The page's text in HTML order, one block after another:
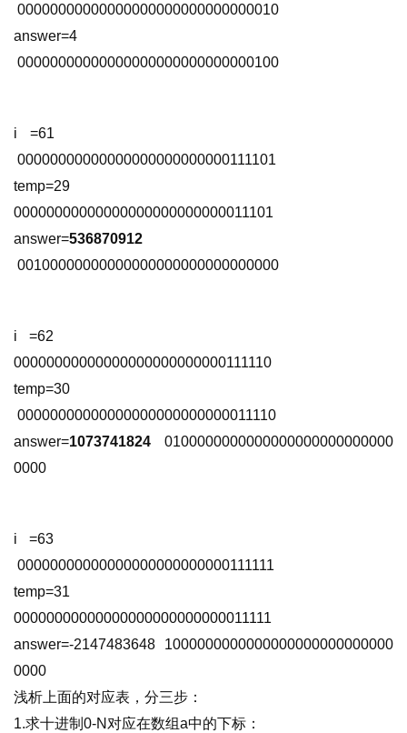
00000000000000000000000000000010
answer=4
00000000000000000000000000000100
i =61
00000000000000000000000000111101
temp=29
00000000000000000000000000011101
answer=536870912
00100000000000000000000000000000
i =62
00000000000000000000000000111110
temp=30
00000000000000000000000000011110
answer=1073741824 0100000000000000000000000000
0000
i =63
00000000000000000000000000111111
temp=31
00000000000000000000000000011111
answer=-2147483648  1000000000000000000000000000
0000
浅析上面的对应表，分三步：
1.求十进制0-N对应在数组a中的下标：